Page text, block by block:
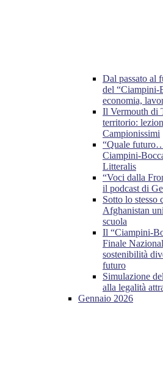
Dal passato al
del “Ciampini-
economia,
Il Vermouth di
territorio:
Campionissimi
“Quale
Ciampini-
Litteralis
“Voci dalla
il podcast di
Sotto lo stesso
Afghanistan
scuola
Il “Ciampini-
Finale
sostenibilità
futuro
Simulazione
alla legalità
Gennaio 2026